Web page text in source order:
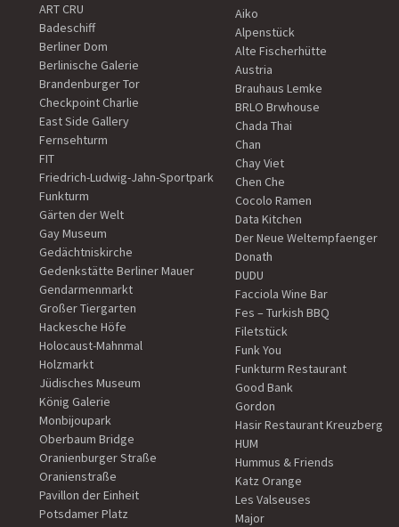
ART CRU
Badeschiff
Berliner Dom
Berlinische Galerie
Brandenburger Tor
Checkpoint Charlie
East Side Gallery
Fernsehturm
FIT
Friedrich-Ludwig-Jahn-Sportpark
Funkturm
Gärten der Welt
Gay Museum
Gedächtniskirche
Gedenkstätte Berliner Mauer
Gendarmenmarkt
Großer Tiergarten
Hackesche Höfe
Holocaust-Mahnmal
Holzmarkt
Jüdisches Museum
König Galerie
Monbijoupark
Oberbaum Bridge
Oranienburger Straße
Oranienstraße
Pavillon der Einheit
Potsdamer Platz
Aiko
Alpenstück
Alte Fischerhütte
Austria
Brauhaus Lemke
BRLO Brwhouse
Chada Thai
Chan
Chay Viet
Chen Che
Cocolo Ramen
Data Kitchen
Der Neue Weltempfaenger
Donath
DUDU
Facciola Wine Bar
Fes – Turkish BBQ
Filetstück
Funk You
Funkturm Restaurant
Good Bank
Gordon
Hasir Restaurant Kreuzberg
HUM
Hummus & Friends
Katz Orange
Les Valseuses
Major